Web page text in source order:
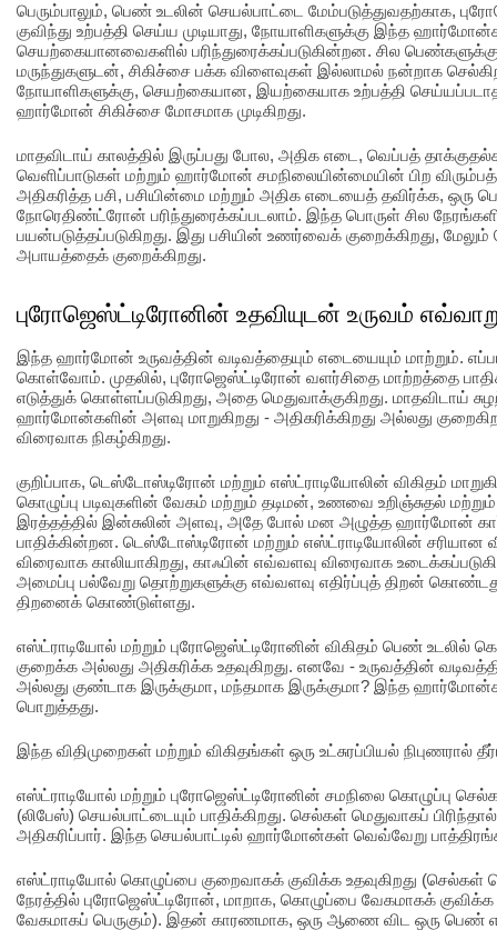
பெரும்பாலும், பெண் உடலின் செயல்பாட்டை மேம்படுத்துவதற்காக,
குவிந்து உற்பத்தி செய்ய முடியாது, நோயாளிகளுக்கு இந்த
செயற்கையானவைகளில் பரிந்துரைக்கப்படுகின்றன. சில
மருந்துகளுடன், சிகிச்சை பக்க விளைவுகள் இல்லாமல் நன்றாக
நோயாளிகளுக்கு, செயற்கையான, இயற்கையாக உற்பத்தி
ஹார்மோன் சிகிச்சை மோசமாக முடிகிறது.
மாதவிடாய் காலத்தில் இருப்பது போல, அதிக எடை, வெப்பத்
வெளிப்பாடுகள் மற்றும் ஹார்மோன் சமநிலையின்மையின் பிற
அதிகரித்த பசி, பசியின்மை மற்றும் அதிக எடையைத் தவிர்க்க, ஒரு
நோரெதிண்ட்ரோன் பரிந்துரைக்கப்படலாம். இந்த பொருள் சில
பயன்படுத்தப்படுகிறது. இது பசியின் உணர்வைக் குறைக்கிறது, மேலும்
அபாயத்தைக் குறைக்கிறது.
புரோஜெஸ்ட்டிரோனின் உதவியுடன் உருவம் எவ்வாறு
இந்த ஹார்மோன் உருவத்தின் வடிவத்தையும் எடையையும் மாற்றும்.
கொள்வோம். முதலில், புரோஜெஸ்ட்டிரோன் வளர்சிதை மாற்றத்தை
எடுத்துக் கொள்ளப்படுகிறது, அதை மெதுவாக்குகிறது. மாதவிடாய்
ஹார்மோன்களின் அளவு மாறுகிறது - அதிகரிக்கிறது அல்லது
விரைவாக நிகழ்கிறது.
குறிப்பாக, டெஸ்டோஸ்டிரோன் மற்றும் எஸ்ட்ராடியோலின் விகிதம்
கொழுப்பு படிவுகளின் வேகம் மற்றும் தடிமன், உணவை உறிஞ்சுதல்
இரத்தத்தில் இன்சுலின் அளவு, அதே போல் மன அழுத்த ஹார்மோன்
பாதிக்கின்றன. டெஸ்டோஸ்டிரோன் மற்றும் எஸ்ட்ராடியோலின் சரியான
விரைவாக காலியாகிறது, காஃபின் எவ்வளவு விரைவாக
அமைப்பு பல்வேறு தொற்றுகளுக்கு எவ்வளவு எதிர்ப்புத் திறன்
திறனைக் கொண்டுள்ளது.
எஸ்ட்ராடியோல் மற்றும் புரோஜெஸ்ட்டிரோனின் விகிதம் பெண் உடலில்
குறைக்க அல்லது அதிகரிக்க உதவுகிறது. எனவே - உருவத்தின்
அல்லது குண்டாக இருக்குமா, மந்தமாக இருக்குமா? இந்த
பொறுத்தது.
இந்த விதிமுறைகள் மற்றும் விகிதங்கள் ஒரு உட்சுரப்பியல் நிபுணரால்
எஸ்ட்ராடியோல் மற்றும் புரோஜெஸ்ட்டிரோனின் சமநிலை கொழுப்பு
(லிபேஸ்) செயல்பாட்டையும் பாதிக்கிறது. செல்கள் மெதுவாகப்
அதிகரிப்பார். இந்த செயல்பாட்டில் ஹார்மோன்கள் வெவ்வேறு
எஸ்ட்ராடியோல் கொழுப்பை குறைவாகக் குவிக்க உதவுகிறது (செல்கள்
நேரத்தில் புரோஜெஸ்ட்டிரோன், மாறாக, கொழுப்பை வேகமாகக் குவிக்க
வேகமாகப் பெருகும்). இதன் காரணமாக, ஒரு ஆணை விட ஒரு பெண்